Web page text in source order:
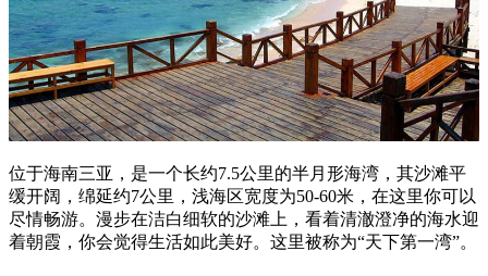
位于海南三亚，是一个长约7.5公里的半月形海湾，其沙滩平
缓开阔，绵延约7公里，浅海区宽度为50-60米，在这里你可以
尽情畅游。漫步在洁白细软的沙滩上，看着清澈澄净的海水迎
着朝霞，你会觉得生活如此美好。这里被称为“天下第一湾”。